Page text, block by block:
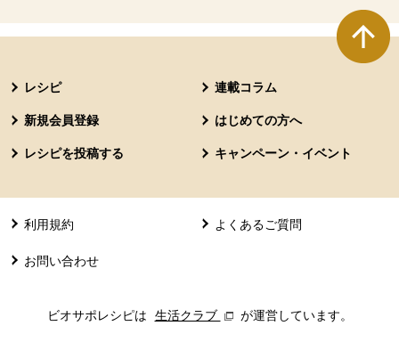
レシピ 連載コラム
新規会員登録 はじめての方へ
レシピを投稿する キャンペーン・イベント
利用規約 よくあるご質問
お問い合わせ
ビオサポレシピは 生活クラブ 別のウィンドウで開きます。
が運営しています。